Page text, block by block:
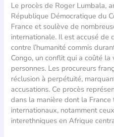
Le procès de Roger Lumbala,
République Démocratique du
France et soulève de
internationale. Il est accusé de
contre l’humanité commis
Congo, un conflit qui a coûté la
personnes. Les procureurs
réclusion à perpétuité,
accusations. Ce procès
dans la manière dont la
internationaux, notamment
interethniques en Afrique